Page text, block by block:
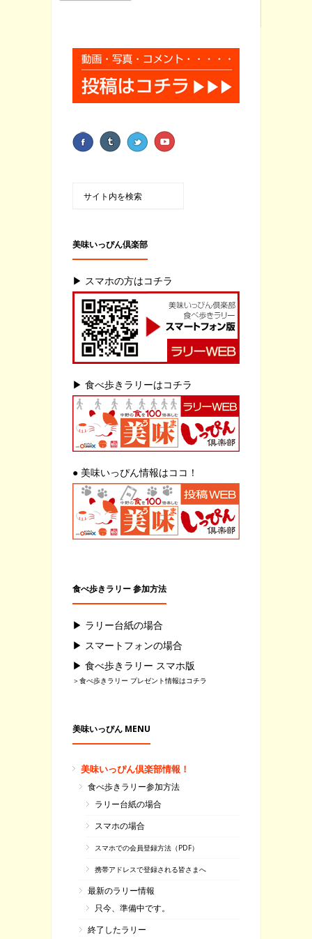
美味いっぴん倶楽部
▶ スマホの方はコチラ
▶ 食べ歩きラリーはコチラ
● 美味いっぴん情報はココ！
食べ歩きラリー 参加方法
▶ ラリー台紙の場合
▶ スマートフォンの場合
▶ 食べ歩きラリー スマホ版
＞食べ歩きラリー プレゼント情報はコチラ
美味いっぴん MENU
美味いっぴん倶楽部情報！
食べ歩きラリー参加方法
ラリー台紙の場合
スマホの場合
スマホでの会員登録方法（PDF）
携帯アドレスで登録される皆さまへ
最新のラリー情報
只今、準備中です。
終了したラリー